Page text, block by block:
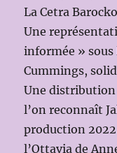
La Cetra
Une
informée » sous
Cummings,
Une distribution
l’on reconnaît
production
l’Ottavia de